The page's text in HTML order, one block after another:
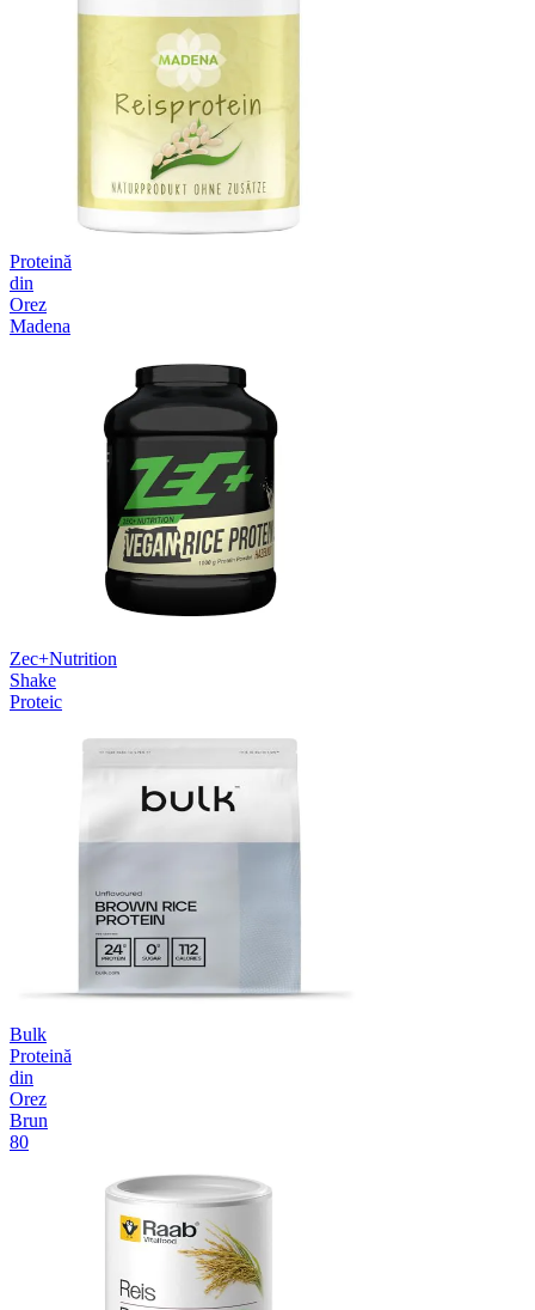
Proteină
din
Orez
Madena
Zec+Nutrition
Shake
Proteic
Bulk
Proteină
din
Orez
Brun
80